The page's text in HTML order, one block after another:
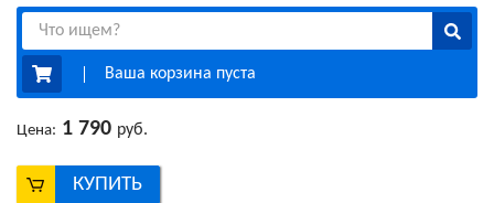
Ваша корзина пуста
Цена: 1 790 руб.
КУПИТЬ